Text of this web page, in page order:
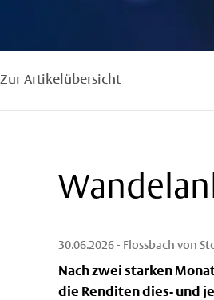
Zur Artikelübersicht
30.06.2026- Flossbach von
Nach zwei starken
die Renditen dies- und